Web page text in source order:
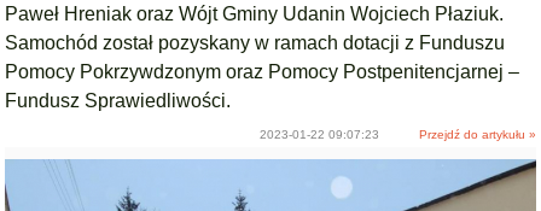
Paweł Hreniak oraz Wójt Gminy Udanin Wojciech Płaziuk.
Samochód został pozyskany w ramach dotacji z Funduszu
Pomocy Pokrzywdzonym oraz Pomocy Postpenitencjarnej –
Fundusz Sprawiedliwości.
2023-01-22 09:07:23 Przejdź do artykułu »